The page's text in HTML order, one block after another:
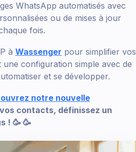
WhatsApp automatisés avec
ou de mises à jour
fois.
à Wassenger pour simplifier vos
une configuration simple avec de
et se développer.
notre nouvelle
contacts, définissez un
! 🥳 🥳